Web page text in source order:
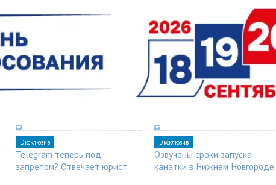
Эксклюзив
Telegram теперь под
запретом? Отвечает юрист
Эксклюзив
Озвучены сроки запуска
канатки в Нижнем Новгороде